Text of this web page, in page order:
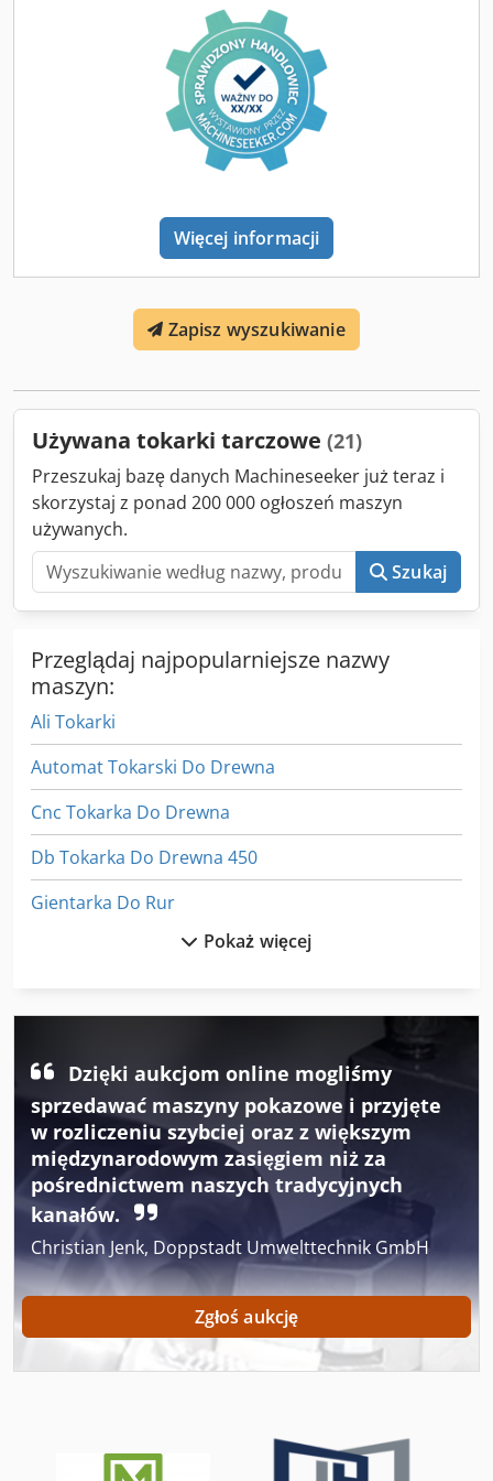
Wysokość kłów nad tarczą: 1.140 mm Średnica wrzeciona
głównego: 285 mm Otwór wrzeciona: 100 mm Moment
obrotowy na tarczy mocującej: 25.000 Nm Maks. masa
obrabianego przedmiotu: 5.000 kg DANE MASZYNY
Sterowanie: Siemens 840 D Całkowite zapotrzebowanie
mocy: 75 kW Wymiary i waga Zapotrzebowanie na miejsce:
ok. 6 × 3,5 × 3 m Masa maszyny: ok. 21 t
Więcej informacji
Zapisz wyszukiwanie
Używana tokarki tarczowe (21)
Przeszukaj bazę danych Machineseeker już teraz i
skorzystaj z ponad 200 000 ogłoszeń maszyn
używanych.
Szukaj
Przeglądaj najpopularniejsze nazwy
maszyn:
Ali Tokarki
Automat Tokarski Do Drewna
Cnc Tokarka Do Drewna
Db Tokarka Do Drewna 450
Gientarka Do Rur
Piła Tarczowa Do Drewna
Tarcze Do Polerowania
Tokarka 16 K 20
Tokarka Cam
Tokarka Celtic 12
Tokarka Cnc Z Licznika Wrzeciona
Tokarka Do Drewna Z Narzędzia I Akcesoria
Pokaż więcej
Dzięki aukcjom online mogliśmy
sprzedawać maszyny pokazowe i przyjęte
w rozliczeniu szybciej oraz z większym
międzynarodowym zasięgiem niż za
pośrednictwem naszych tradycyjnych
kanałów.
Christian Jenk, Doppstadt Umwelttechnik GmbH
Zgłoś aukcję